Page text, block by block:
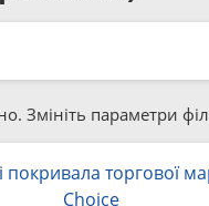
Змініть параметри
покривала торгової
Choice